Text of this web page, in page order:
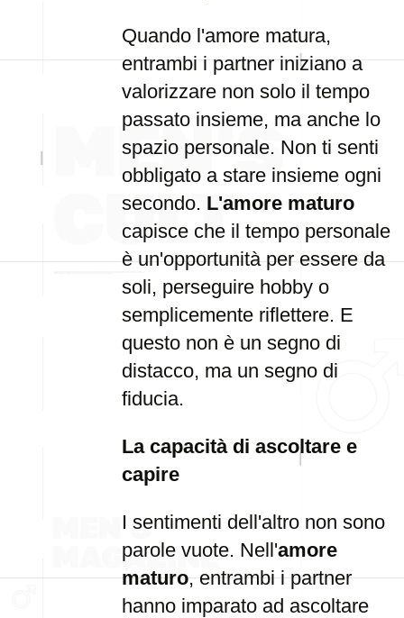
Quando l'amore matura,
entrambi i partner iniziano a
valorizzare non solo il tempo
passato insieme, ma anche lo
spazio personale. Non ti senti
obbligato a stare insieme ogni
secondo. L'amore maturo
capisce che il tempo personale
è un'opportunità per essere da
soli, perseguire hobby o
semplicemente riflettere. E
questo non è un segno di
distacco, ma un segno di
fiducia.
La capacità di ascoltare e
capire
I sentimenti dell'altro non sono
parole vuote. Nell'amore
maturo, entrambi i partner
hanno imparato ad ascoltare